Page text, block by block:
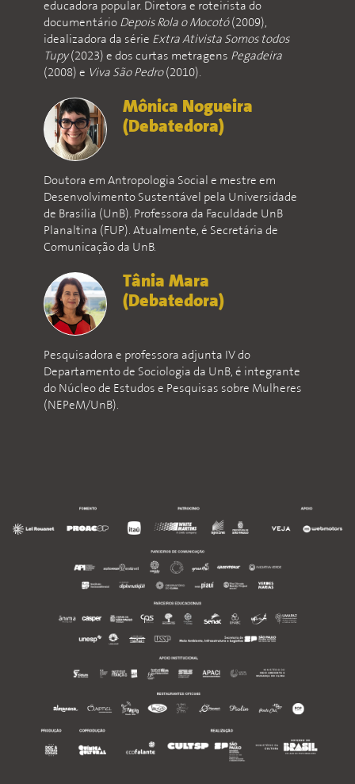
educadora popular. Diretora e roteirista do
documentário Depois Rola o Mocotó(2009),
idealizadora da série Extra Ativista Somos todos
Tupy(2023) e dos curtas metragens Pegadeira
(2008) e Viva São Pedro (2010).
Mônica Nogueira
(Debatedora)
Doutora em Antropologia Social e mestre em
Desenvolvimento Sustentável pela Universidade
de Brasília (UnB). Professora da Faculdade UnB
Planaltina (FUP). Atualmente, é Secretária de
Comunicação da UnB.
Tânia Mara
(Debatedora)
Pesquisadora e professora adjunta IV do
Departamento de Sociologia da UnB, é integrante
do Núcleo de Estudos e Pesquisas sobre Mulheres
(NEPeM/UnB).